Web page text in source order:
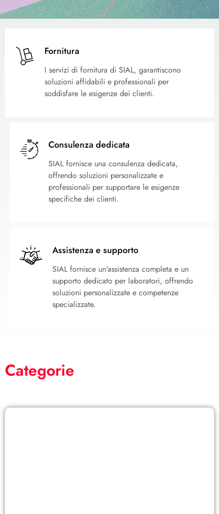
Fornitura
I servizi di fornitura di SIAL, garantiscono
soluzioni affidabili e professionali per
soddisfare le esigenze dei clienti.
Consulenza dedicata
SIAL fornisce una consulenza dedicata,
offrendo soluzioni personalizzate e
professionali per supportare le esigenze
specifiche dei clienti.
Assistenza e supporto
SIAL fornisce un'assistenza completa e un
supporto dedicato per laboratori, offrendo
soluzioni personalizzate e competenze
specializzate.
Categorie